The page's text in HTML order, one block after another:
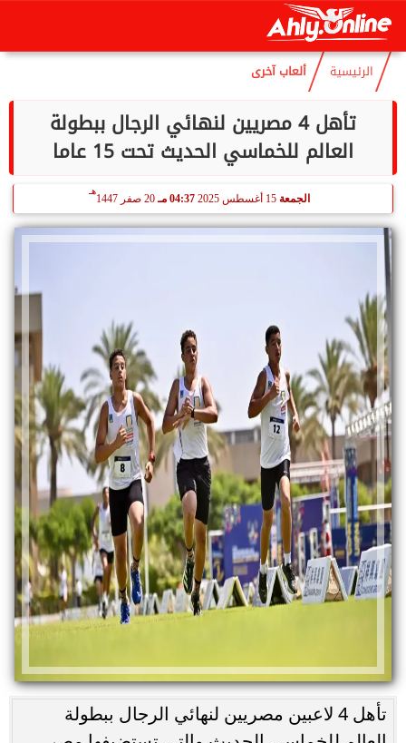
الخميس
الرئيسية ألعاب آخرى
تأهل 4 مصريين لنهائي الرجال ببطولة
العالم للخماسي الحديث تحت 15 عاما
الجمعة 04:37 مـ 20 صفر 1447
هـ
تأهل 4 لاعبين مصريين لنهائي الرجال ببطولة